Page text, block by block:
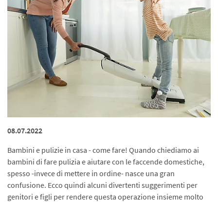
08.07.2022
Bambini e pulizie in casa - come fare! Quando chiediamo ai
bambini di fare pulizia e aiutare con le faccende domestiche,
spesso -invece di mettere in ordine- nasce una gran
confusione. Ecco quindi alcuni divertenti suggerimenti per
genitori e figli per rendere questa operazione insieme molto